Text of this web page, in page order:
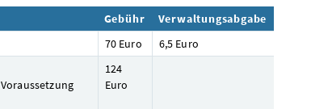
Gebühr
Verwaltungsabgabe
70 Euro
6,5 Euro
124
Euro